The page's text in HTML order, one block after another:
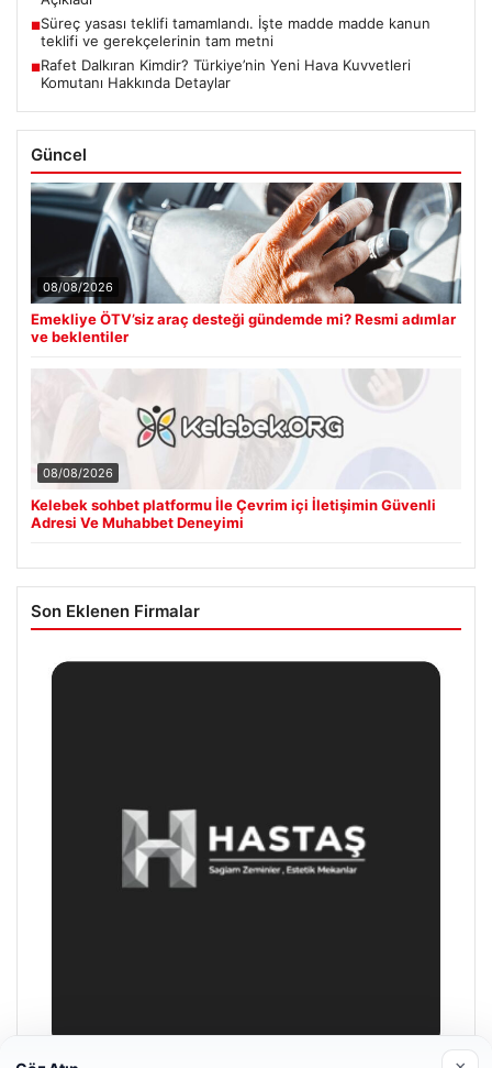
■Süreç yasası teklifi tamamlandı. İşte madde madde kanun
teklifi ve gerekçelerinin tam metni
■Rafet Dalkıran Kimdir? Türkiye’nin Yeni Hava Kuvvetleri
Komutanı Hakkında Detaylar
Güncel
08/08/2026
Emekliye ÖTV’siz araç desteği gündemde mi? Resmi adımlar
ve beklentiler
08/08/2026
Kelebek sohbet platformu İle Çevrim içi İletişimin Güvenli
Adresi Ve Muhabbet Deneyimi
Son Eklenen Firmalar